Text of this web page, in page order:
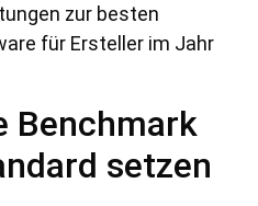
zur besten
für Ersteller im Jahr
Benchmark
setzen